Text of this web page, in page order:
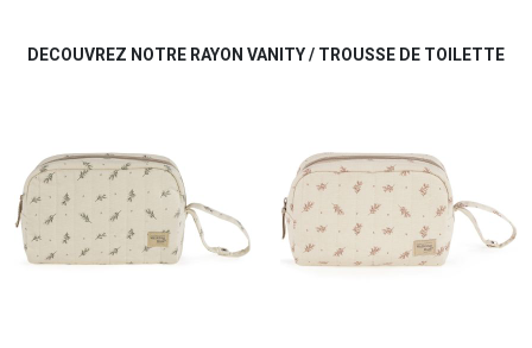
DECOUVREZ NOTRE RAYON VANITY / TROUSSE DE TOILETTE